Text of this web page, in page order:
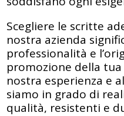
Scegliere le scritte
nostra azienda
professionalità e
promozione della
nostra esperienza e
siamo in grado di
qualità, resistenti e